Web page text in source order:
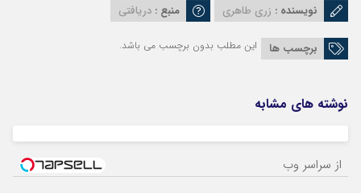
نویسنده : زری طاهری منبع : دریافتی
برچسب ها این مطلب بدون برچسب می باشد.
نوشته های مشابه
از سراسر وب